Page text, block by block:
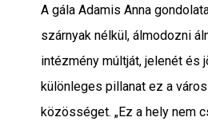
Kapcsolat
A gála Adamis Anna
szárnyak nélkül, álmodozni
intézmény múltját, jelenét és
különleges pillanat ez a
közösséget. „Ez a hely nem